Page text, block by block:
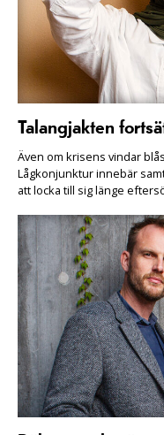
Talangjakten
Även om krisens vindar
Lågkonjunktur innebär
att locka till sig länge